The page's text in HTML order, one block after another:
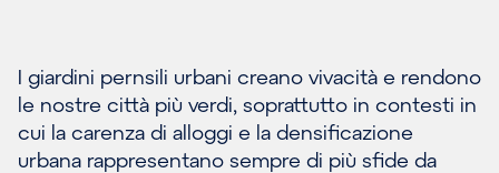
I giardini pernsili urbani creano vivacità e rendono
le nostre città più verdi, soprattutto in contesti in
cui la carenza di alloggi e la densificazione
urbana rappresentano sempre di più sfide da